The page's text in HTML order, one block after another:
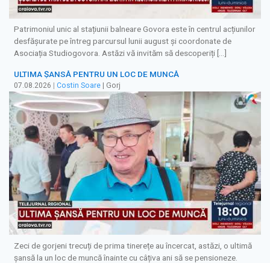
Patrimoniul unic al stațiunii balneare Govora este în centrul acțiunilor
desfășurate pe întreg parcursul lunii august și coordonate de
Asociația Studiogovora. Astăzi vă invităm să descoperiți […]
ULTIMA ȘANSĂ PENTRU UN LOC DE MUNCĂ
07.08.2026 Costin Soare | Gorj
Zeci de gorjeni trecuți de prima tinerețe au încercat, astăzi, o ultimă
șansă la un loc de muncă înainte cu câțiva ani să se pensioneze.